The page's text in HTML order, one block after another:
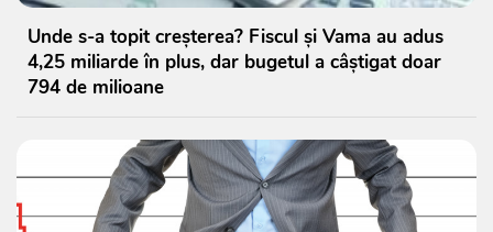
Unde s-a topit creșterea? Fiscul și Vama au adus
4,25 miliarde în plus, dar bugetul a câștigat doar
794 de milioane